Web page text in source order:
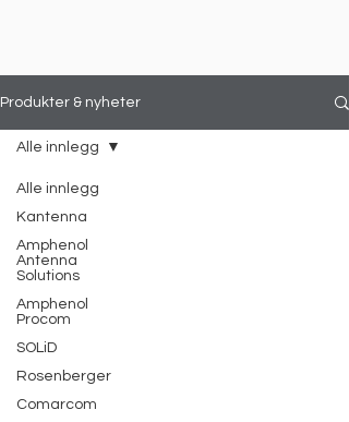
Produkter & nyheter
Alle innlegg
Kantenna
Amphenol
Antenna
Solutions
Amphenol
Procom
SOLiD
Rosenberger
Comarcom
Alle innlegg